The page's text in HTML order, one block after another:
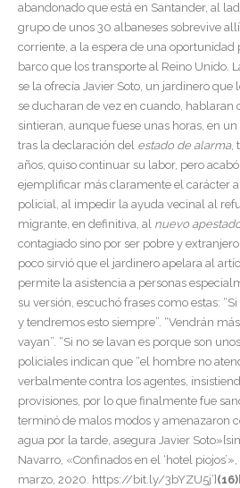
abandonado que está en Santander, al
grupo de unos 30 albaneses sobrevive
corriente, a la espera de una oportunidad
barco que los transporte al Reino Unido.
se la ofrecía Javier Soto, un jardinero que
se ducharan de vez en cuando, hablaran
sintieran, aunque fuese unas horas, en
tras la declaración del estado de alarma,
años, quiso continuar su labor, pero
ejemplificar más claramente el carácter
policial, al impedir la ayuda vecinal al
migrante, en definitiva, al nuevo
contagiado sino por ser pobre y
poco sirvió que el jardinero apelara al
permite la asistencia a personas
su versión, escuchó frases como estas:
y tendremos esto siempre”. “Vendrán
vayan”. “Si no se lavan es porque son
policiales indican que “el hombre no
verbalmente contra los agentes,
provisiones, por lo que finalmente fue
terminó de malos modos y amenazaron
agua por la tarde, asegura Javier
Navarro, «Confinados en el ‘hotel piojos’»,
marzo, 2020. https://bit.ly/3bYZU5j’] (16)